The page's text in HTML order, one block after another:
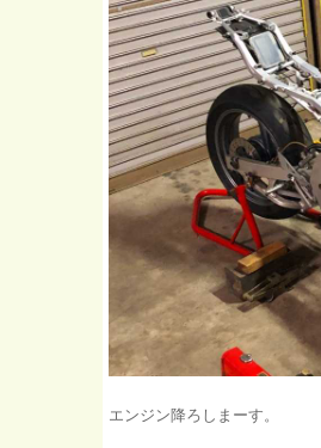
エンジン降ろしまーす。